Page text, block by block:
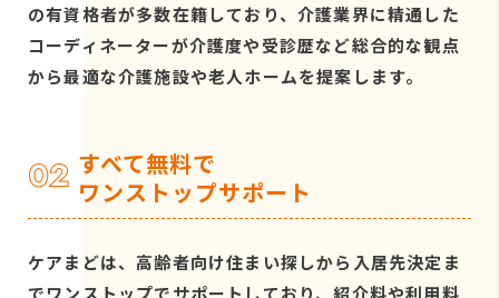
の有資格者が多数在籍しており、介護業界に精通した
コーディネーターが介護度や受診歴など総合的な観点
から最適な介護施設や老人ホームを提案します。
すべて無料で
ワンストップサポート
ケアまどは、高齢者向け住まい探しから入居先決定ま
でワンストップでサポートしており、紹介料や利用料